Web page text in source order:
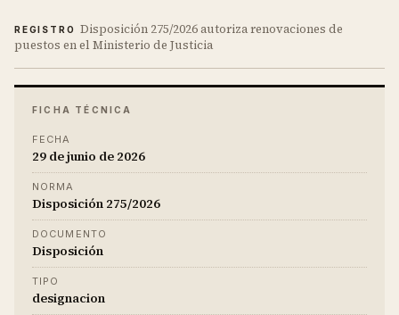
REGISTRO
Disposición 275/2026 autoriza renovaciones de
puestos en el Ministerio de Justicia
FICHA TÉCNICA
FECHA
29 de junio de 2026
NORMA
Disposición 275/2026
DOCUMENTO
Disposición
TIPO
designacion